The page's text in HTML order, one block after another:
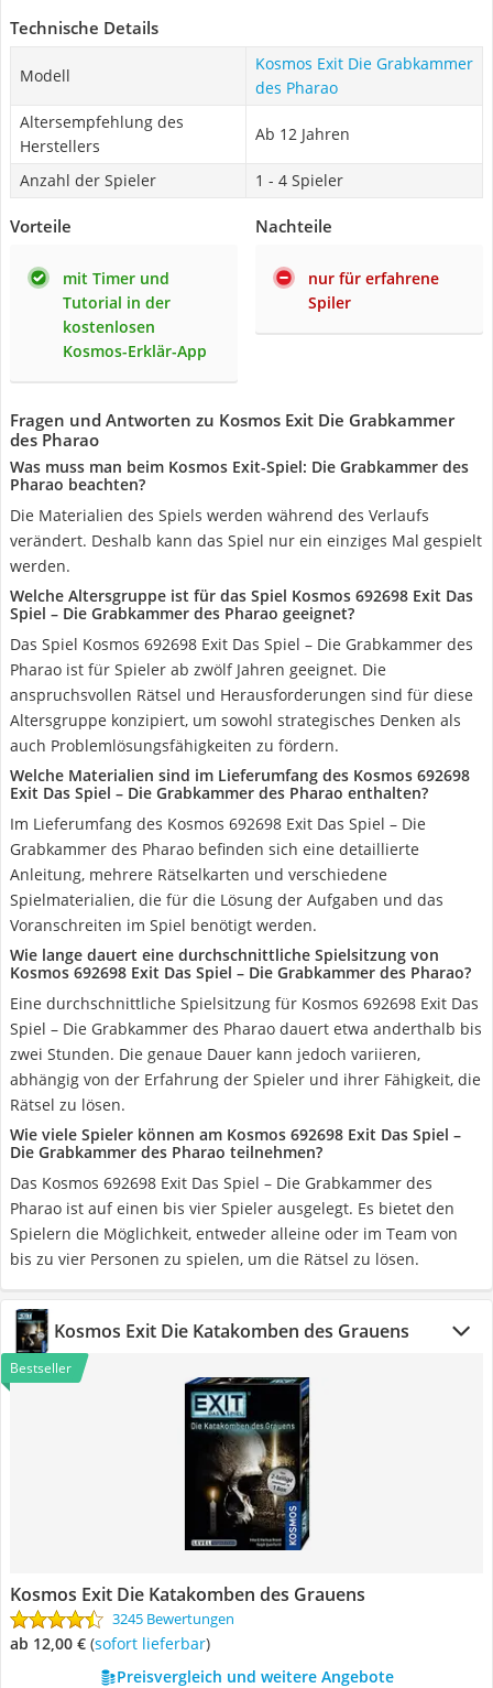
Technische Details
Modell
Kosmos Exit Die Grabkammer
des Pharao
Altersempfehlung des
Herstellers
Ab 12 Jahren
Anzahl der Spieler 1 - 4 Spieler
Vorteile
mit Timer und
Tutorial in der
kostenlosen
Kosmos-Erklär-App
Nachteile
nur für erfahrene
Spiler
Fragen und Antworten zu Kosmos Exit Die Grabkammer
des Pharao
Was muss man beim Kosmos Exit-Spiel: Die Grabkammer des
Pharao beachten?
Die Materialien des Spiels werden während des Verlaufs
verändert. Deshalb kann das Spiel nur ein einziges Mal gespielt
werden.
Welche Altersgruppe ist für das Spiel Kosmos 692698 Exit Das
Spiel – Die Grabkammer des Pharao geeignet?
Das Spiel Kosmos 692698 Exit Das Spiel – Die Grabkammer des
Pharao ist für Spieler ab zwölf Jahren geeignet. Die
anspruchsvollen Rätsel und Herausforderungen sind für diese
Altersgruppe konzipiert, um sowohl strategisches Denken als
auch Problemlösungsfähigkeiten zu fördern.
Welche Materialien sind im Lieferumfang des Kosmos 692698
Exit Das Spiel – Die Grabkammer des Pharao enthalten?
Im Lieferumfang des Kosmos 692698 Exit Das Spiel – Die
Grabkammer des Pharao befinden sich eine detaillierte
Anleitung, mehrere Rätselkarten und verschiedene
Spielmaterialien, die für die Lösung der Aufgaben und das
Voranschreiten im Spiel benötigt werden.
Wie lange dauert eine durchschnittliche Spielsitzung von
Kosmos 692698 Exit Das Spiel – Die Grabkammer des Pharao?
Eine durchschnittliche Spielsitzung für Kosmos 692698 Exit Das
Spiel – Die Grabkammer des Pharao dauert etwa anderthalb bis
zwei Stunden. Die genaue Dauer kann jedoch variieren,
abhängig von der Erfahrung der Spieler und ihrer Fähigkeit, die
Rätsel zu lösen.
Wie viele Spieler können am Kosmos 692698 Exit Das Spiel –
Die Grabkammer des Pharao teilnehmen?
Das Kosmos 692698 Exit Das Spiel – Die Grabkammer des
Pharao ist auf einen bis vier Spieler ausgelegt. Es bietet den
Spielern die Möglichkeit, entweder alleine oder im Team von
bis zu vier Personen zu spielen, um die Rätsel zu lösen.
Kosmos Exit Die Katakomben des Grauens
Bestseller
Kosmos Exit Die Katakomben des Grauens
3245 Bewertungen
ab 12,00 € ( Sofort lieferbar)
Preisvergleich und weitere Angebote